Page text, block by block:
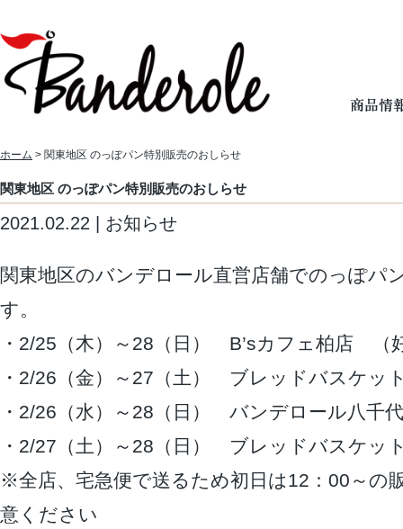
ホーム > 関東地区 のっぽパン特別販売のおしらせ
関東地区 のっぽパン特別販売のおしらせ
2021.02.22 | お知らせ
関東地区のバンデロール直営店舗でのっぽパ
す。
・2/25（木）～28（日） B’sカフェ柏店 （
・2/26（金）～27（土） ブレッドバスケッ
・2/26（水）～28（日） バンデロール八千
・2/27（土）～28（日） ブレッドバスケッ
※全店、宅急便で送るため初日は12：00～の
意ください